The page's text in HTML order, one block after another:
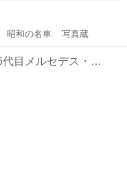
昭和の名車 写真蔵
R231型6代目メルセデス・ベンツSLのテーマは妥協のない軽量化。ABC付きが「極上」なライドフィールだった【10年ひと昔の新車】